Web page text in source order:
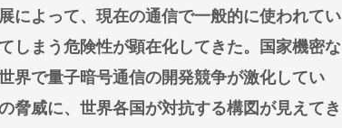
によって、現在の通信で一般的に使われてい
しまう危険性が顕在化してきた。国家機密な
界で量子暗号通信の開発競争が激化してい
脅威に、世界各国が対抗する構図が見えてき